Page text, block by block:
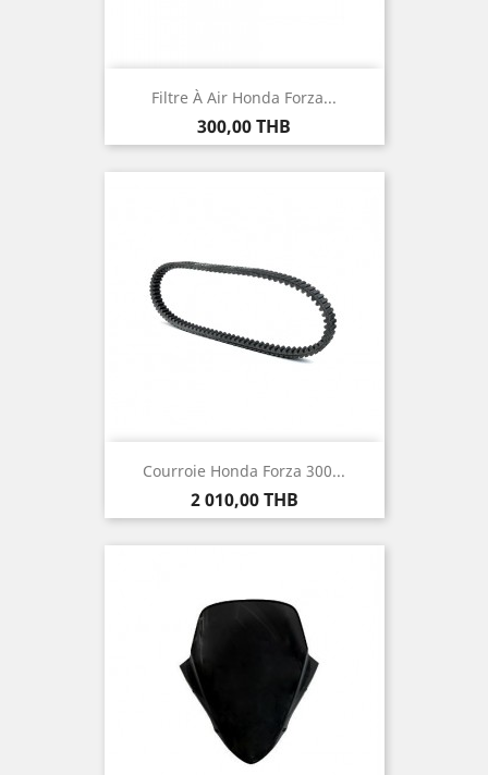
Filtre À Air Honda Forza...
Prix
300,00 THB
Courroie Honda Forza 300...
Prix
2 010,00 THB